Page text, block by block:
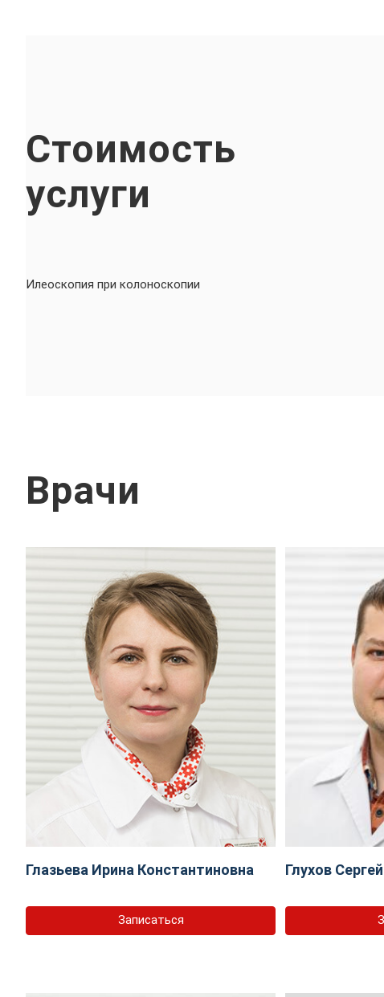
Стоимость
услуги
Илеоскопия при колоноскопии
Врачи
Глазьева Ирина Константиновна
Записаться
Глухов